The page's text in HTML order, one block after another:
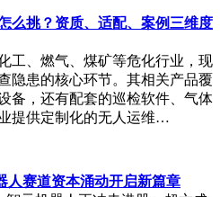
也均已超过1亿元。私募方面，
样可观。上海衍复投资旗下配售
盈约6622.94万元；海南世纪前
约6048.08万元；九坤投资对应
元。
么挑？资质、适配、案例三维度
工、燃气、煤矿等危化行业，现
隐患的核心环节。其相关产品覆
备，还有配套的巡检软件、气体
提供定制化的无人运维…
人赛道资本涌动开启新篇章